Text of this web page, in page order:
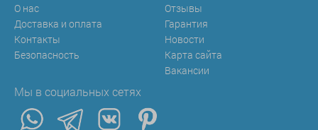
О нас
Доставка и оплата
Контакты
Безопасность
Отзывы
Гарантия
Новости
Карта сайта
Вакансии
Мы в социальных сетях